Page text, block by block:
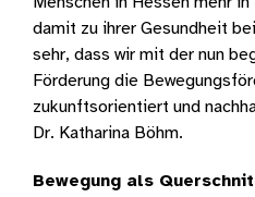
damit zu ihrer Gesundheit
sehr, dass wir mit der nun
Förderung die
zukunftsorientiert und
Dr. Katharina Böhm.
Bewegung als